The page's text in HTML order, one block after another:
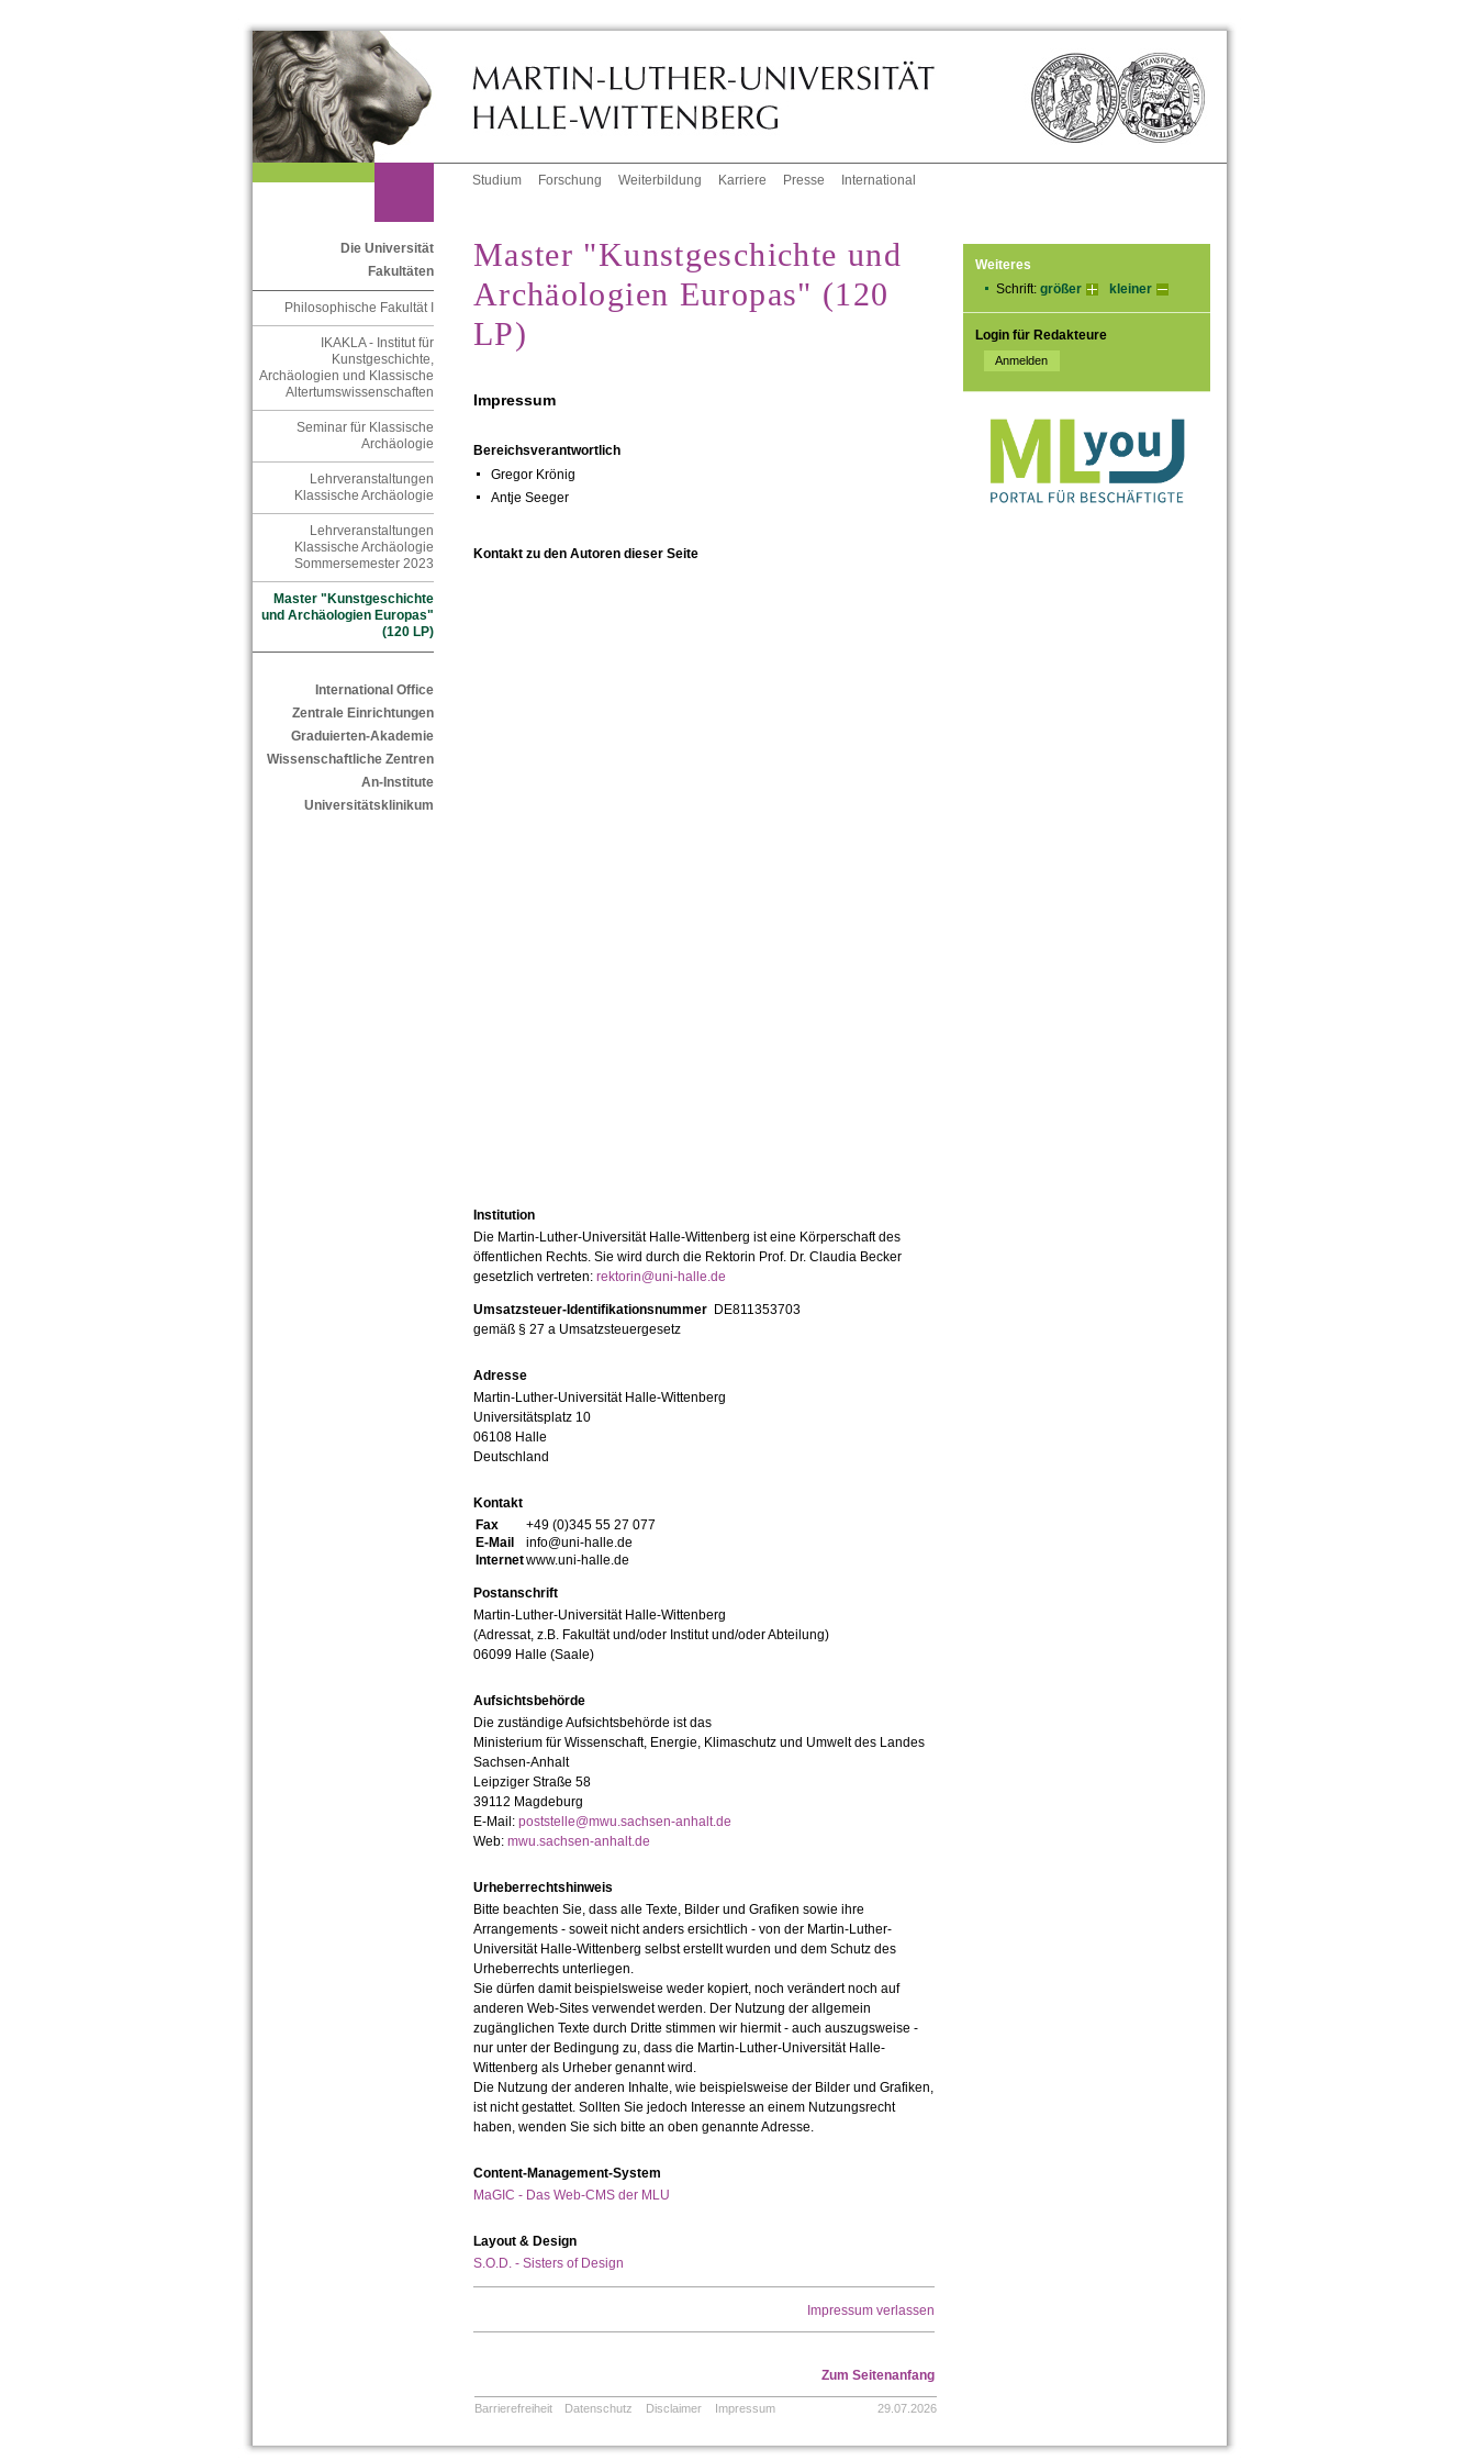
Studium Forschung Weiterbildung Karriere Presse International
Die Universität
Fakultäten
Philosophische Fakultät I
IKAKLA - Institut für
Kunstgeschichte,
Archäologien und Klassische
Altertumswissenschaften
Seminar für Klassische
Archäologie
Lehrveranstaltungen
Klassische Archäologie
Lehrveranstaltungen
Klassische Archäologie
Sommersemester 2023
Master "Kunstgeschichte
und Archäologien Europas"
(120 LP)
International Office
Zentrale Einrichtungen
Graduierten-Akademie
Wissenschaftliche Zentren
An-Institute
Universitätsklinikum
Weiteres
Schrift: größer kleiner
Login für Redakteure
Master "Kunstgeschichte und
Archäologien Europas" (120
LP)
Impressum
Bereichsverantwortlich
Gregor Krönig
Antje Seeger
Kontakt zu den Autoren dieser Seite
Institution
Die Martin-Luther-Universität Halle-Wittenberg ist eine Körperschaft des
öffentlichen Rechts. Sie wird durch die Rektorin Prof. Dr. Claudia Becker
gesetzlich vertreten: rektorin@uni-halle.de
Umsatzsteuer-Identifikationsnummer DE811353703
gemäß § 27 a Umsatzsteuergesetz
Adresse
Martin-Luther-Universität Halle-Wittenberg
Universitätsplatz 10
06108 Halle
Deutschland
Kontakt
Fax
+49 (0)345 55 27 077
E-Mail
info@uni-halle.de
Internetwww.uni-halle.de
Postanschrift
Martin-Luther-Universität Halle-Wittenberg
(Adressat, z.B. Fakultät und/oder Institut und/oder Abteilung)
06099 Halle (Saale)
Aufsichtsbehörde
Die zuständige Aufsichtsbehörde ist das
Ministerium für Wissenschaft, Energie, Klimaschutz und Umwelt des Landes
Sachsen-Anhalt
Leipziger Straße 58
39112 Magdeburg
E-Mail: poststelle@mwu.sachsen-anhalt.de
Web: mwu.sachsen-anhalt.de
Urheberrechtshinweis
Bitte beachten Sie, dass alle Texte, Bilder und Grafiken sowie ihre
Arrangements - soweit nicht anders ersichtlich - von der Martin-Luther-
Universität Halle-Wittenberg selbst erstellt wurden und dem Schutz des
Urheberrechts unterliegen.
Sie dürfen damit beispielsweise weder kopiert, noch verändert noch auf
anderen Web-Sites verwendet werden. Der Nutzung der allgemein
zugänglichen Texte durch Dritte stimmen wir hiermit - auch auszugsweise -
nur unter der Bedingung zu, dass die Martin-Luther-Universität Halle-
Wittenberg als Urheber genannt wird.
Die Nutzung der anderen Inhalte, wie beispielsweise der Bilder und Grafiken,
ist nicht gestattet. Sollten Sie jedoch Interesse an einem Nutzungsrecht
haben, wenden Sie sich bitte an oben genannte Adresse.
Content-Management-System
MaGIC - Das Web-CMS der MLU
Layout & Design
S.O.D. - Sisters of Design
Impressum verlassen
Zum Seitenanfang
Barrierefreiheit Datenschutz Disclaimer Impressum 29.07.2026